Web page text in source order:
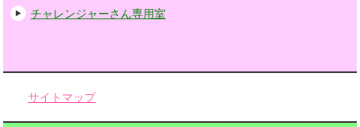
チャレンジャーさん専用室
サイトマップ